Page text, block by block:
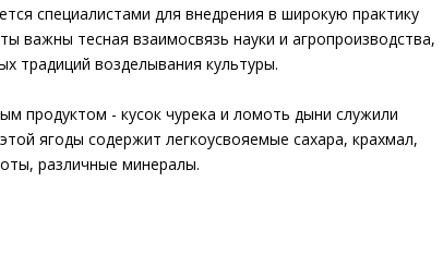
специалистами для внедрения в широкую практику
важны тесная взаимосвязь науки и агропроизводства,
традиций возделывания культуры.
продуктом - кусок чурека и ломоть дыни служили
ягоды содержит легкоусвояемые сахара, крахмал,
различные минералы.